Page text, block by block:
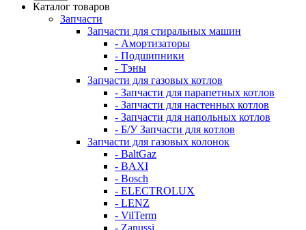
Каталог товаров
Запчасти
Запчасти для стиральных машин
- Амортизаторы
- Подшипники
- Тэны
Запчасти для газовых котлов
- Запчасти для парапетных котлов
- Запчасти для настенных котлов
- Запчасти для напольных котлов
- Б/У Запчасти для котлов
Запчасти для газовых колонок
- BaltGaz
- BAXI
- Bosch
- ELECTROLUX
- LENZ
- VilTerm
- Zanussi